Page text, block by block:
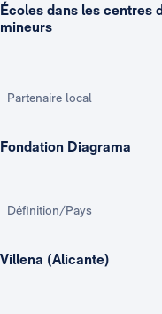
Écoles dans les centres
mineurs
Partenaire local
Fondation Diagrama
Définition/Pays
Villena (Alicante)